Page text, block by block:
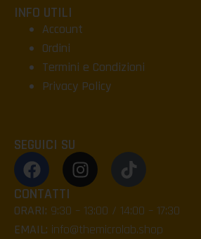
INFO UTILI
Account
Ordini
Termini e Condizioni
Privacy Policy
SEGUICI SU
CONTATTI
ORARI: 9:30 – 13:00 / 14:00 – 17:30
EMAIL: info@themicrolab.shop